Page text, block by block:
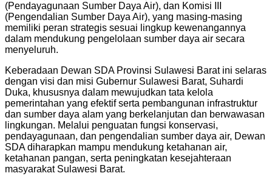
(Pendayagunaan Sumber Daya Air), dan Komisi III
(Pengendalian Sumber Daya Air), yang masing-masing
memiliki peran strategis sesuai lingkup kewenangannya
dalam mendukung pengelolaan sumber daya air secara
menyeluruh.
Keberadaan Dewan SDA Provinsi Sulawesi Barat ini selaras
dengan visi dan misi Gubernur Sulawesi Barat, Suhardi
Duka, khususnya dalam mewujudkan tata kelola
pemerintahan yang efektif serta pembangunan infrastruktur
dan sumber daya alam yang berkelanjutan dan berwawasan
lingkungan. Melalui penguatan fungsi konservasi,
pendayagunaan, dan pengendalian sumber daya air, Dewan
SDA diharapkan mampu mendukung ketahanan air,
ketahanan pangan, serta peningkatan kesejahteraan
masyarakat Sulawesi Barat.